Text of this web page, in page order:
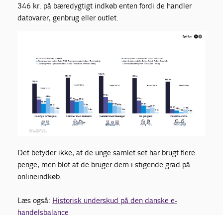
346 kr. på bæredygtigt indkøb enten fordi de handler
datovarer, genbrug eller outlet.
Det betyder ikke, at de unge samlet set har brugt flere
penge, men blot at de bruger dem i stigende grad på
onlineindkøb.
Læs også: Historisk underskud på den danske e-
handelsbalance